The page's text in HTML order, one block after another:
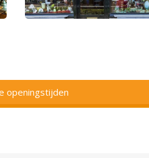
openingstijden